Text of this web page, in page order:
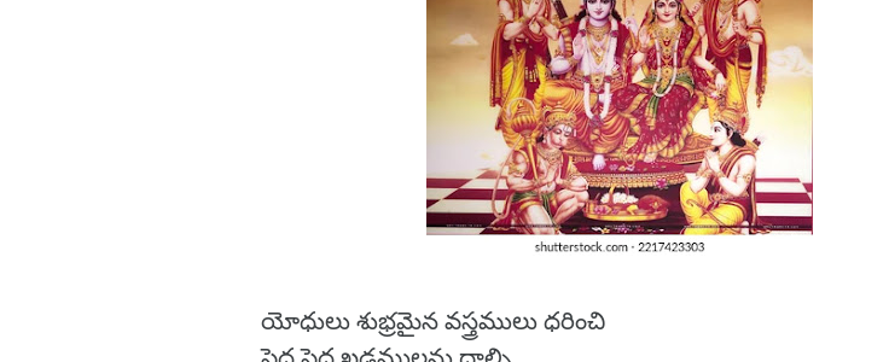
యోధులు శుభ్రమైన వస్త్రములు ధరించి